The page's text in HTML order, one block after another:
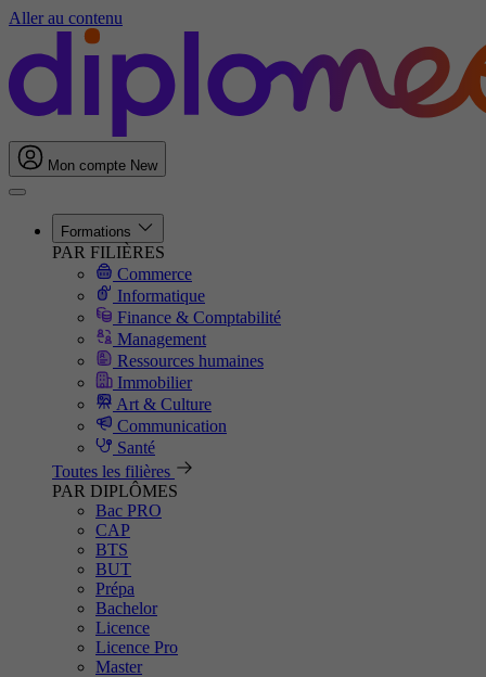
Aller au contenu
Mon compte New
Formations
PAR FILIÈRES
Commerce
Informatique
Finance & Comptabilité
Management
Ressources humaines
Immobilier
Art & Culture
Communication
Santé
Toutes les filières
PAR DIPLÔMES
Bac PRO
CAP
BTS
BUT
Prépa
Bachelor
Licence
Licence Pro
Master